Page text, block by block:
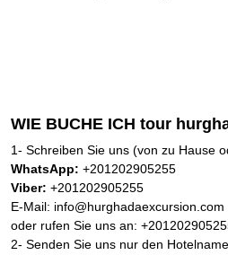
WIE BUCHE ICH tour
1- Schreiben Sie uns (von zu Hause
WhatsApp: +201202905255
Viber: +201202905255
E-Mail: info@hurghadaexcursion.com
oder rufen Sie uns an:
2- Senden Sie uns nur den